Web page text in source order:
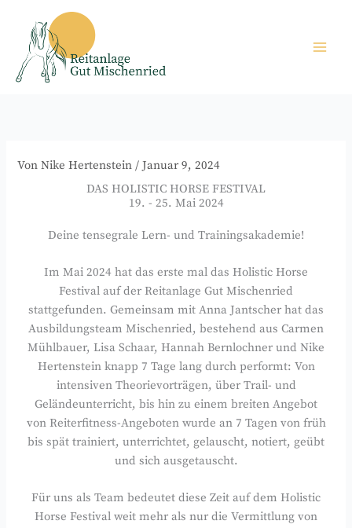
springen
VonNike Hertenstein /Januar 9, 2024
DAS HOLISTIC HORSE FESTIVAL
19. - 25. Mai 2024
Deine tensegrale Lern- und Trainingsakademie!
Im Mai 2024 hat das erste mal das Holistic Horse
Festival auf der Reitanlage Gut Mischenried
stattgefunden. Gemeinsam mit Anna Jantscher hat das
Ausbildungsteam Mischenried, bestehend aus Carmen
Mühlbauer, Lisa Schaar, Hannah Bernlochner und Nike
Hertenstein knapp 7 Tage lang durch performt: Von
intensiven Theorievorträgen, über Trail- und
Geländeunterricht, bis hin zu einem breiten Angebot
von Reiterfitness-Angeboten wurde an 7 Tagen von früh
bis spät trainiert, unterrichtet, gelauscht, notiert, geübt
und sich ausgetauscht.
Für uns als Team bedeutet diese Zeit auf dem Holistic
Horse Festival weit mehr als nur die Vermittlung von